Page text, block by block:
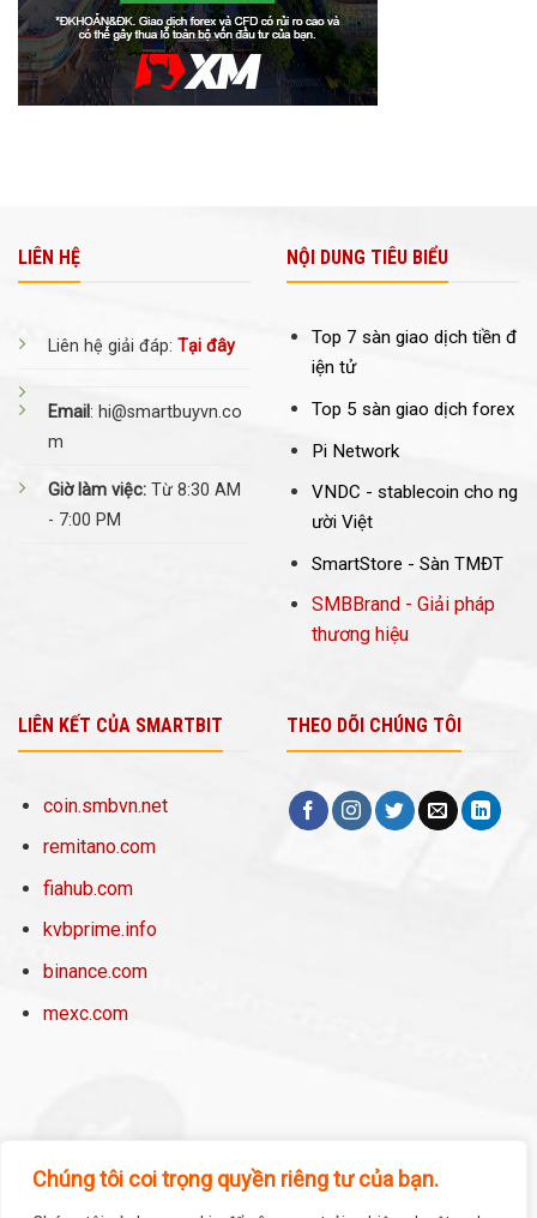
Chúng tôi coi trọng quyền riêng tư của bạn.
LIÊN HỆ
Liên hệ giải đáp: Tại đây
Email: hi@smartbuyvn.co
m
Giờ làm việc: Từ 8:30 AM
- 7:00 PM
NỘI DUNG TIÊU BIỂU
Top 7 sàn giao dịch tiền đ
iện tử
Top 5 sàn giao dịch forex
Pi Network
VNDC - stablecoin cho ng
ười Việt
SmartStore - Sàn TMĐT
SMBBrand - Giải pháp
thương hiệu
LIÊN KẾT CỦA SMARTBIT
coin.smbvn.net
remitano.com
fiahub.com
kvbprime.info
binance.com
mexc.com
THEO DÕI CHÚNG TÔI